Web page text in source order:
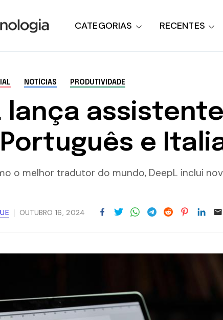
CATEGORIAS RECENTES
NOTÍCIAS PRODUTIVIDADE
lança
e
o melhor tradutor do mundo, DeepL inclui
OUTUBRO 16, 2024